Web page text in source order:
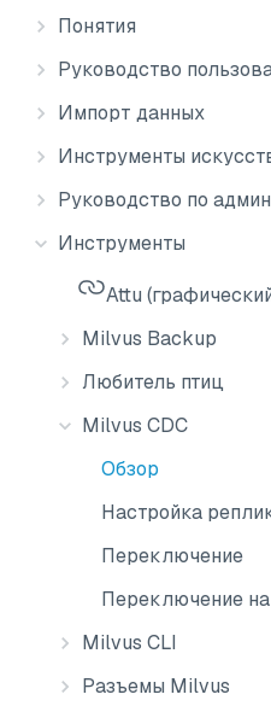
Понятия
Руководство
Импорт данных
Инструменты
Руководство по
Инструменты
Attu
Milvus Backup
Любитель птиц
Milvus CDC
Обзор
Настройка
Переключение
Переключение на
Milvus CLI
Разъемы Milvus